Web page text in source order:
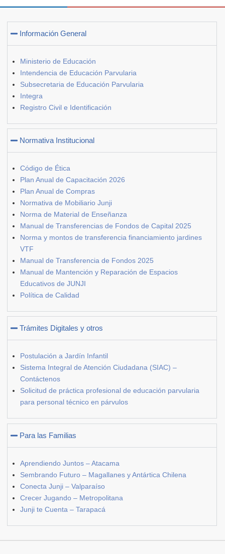
Información General
Ministerio de Educación
Intendencia de Educación Parvularia
Subsecretaria de Educación Parvularia
Integra
Registro Civil e Identificación
Normativa Institucional
Código de Ética
Plan Anual de Capacitación 2026
Plan Anual de Compras
Normativa de Mobiliario Junji
Norma de Material de Enseñanza
Manual de Transferencias de Fondos de Capital 2025
Norma y montos de transferencia financiamiento jardines
VTF
Manual de Transferencia de Fondos 2025
Manual de Mantención y Reparación de Espacios
Educativos de JUNJI
Política de Calidad
Trámites Digitales y otros
Postulación a Jardín Infantil
Sistema Integral de Atención Ciudadana (SIAC) –
Contáctenos
Solicitud de práctica profesional de educación parvularia
para personal técnico en párvulos
Para las Familias
Aprendiendo Juntos – Atacama
Sembrando Futuro – Magallanes y Antártica Chilena
Conecta Junji – Valparaíso
Crecer Jugando – Metropolitana
Junji te Cuenta – Tarapacá